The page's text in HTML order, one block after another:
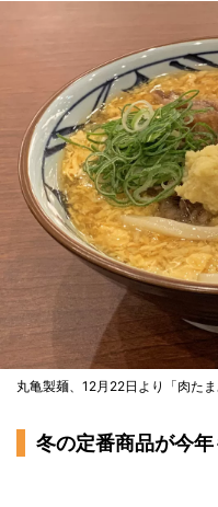
丸亀製麺、12月22日より「肉た
冬の定番商品が今